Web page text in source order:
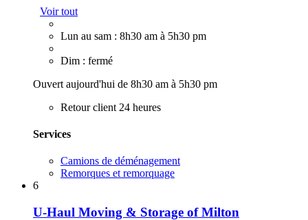
Voir tout
Lun au sam : 8h30 am à 5h30 pm
Dim : fermé
Ouvert aujourd'hui de 8h30 am à 5h30 pm
Retour client 24 heures
Services
Camions de déménagement
Remorques et remorquage
6
U-Haul Moving & Storage of Milton